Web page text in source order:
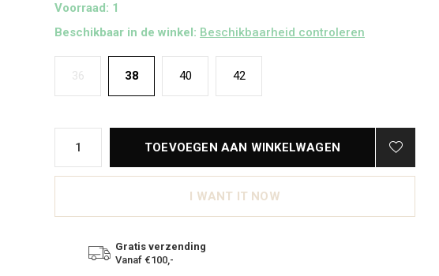
Voorraad: 1
Beschikbaar in de winkel: Beschikbaarheid controleren
36 38 40 42
TOEVOEGEN AAN WINKELWAGEN
I WANT IT NOW
Gratis verzending
Vanaf €100,-